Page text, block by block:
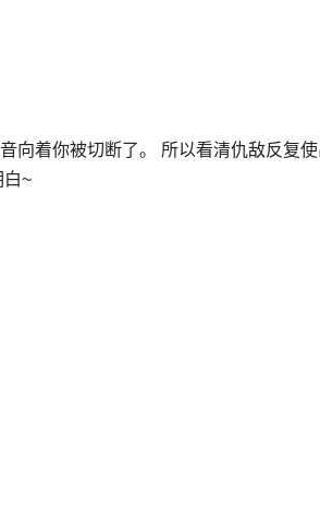
向着你被切断了。 所以看清仇敌反复
白~